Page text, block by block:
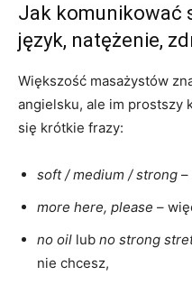
Jak komunikować
język, natężenie,
Większość masażystów
angielsku, ale im prostszy
się krótkie frazy:
soft / medium / strong –
more here, please –
no oil lub no strong
nie chcesz,